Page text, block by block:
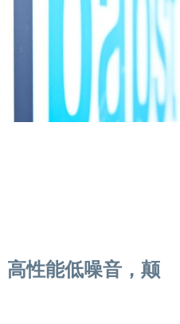
性能低噪音，颠